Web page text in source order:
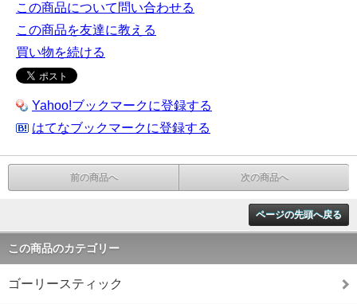
この商品について問い合わせる
この商品を友達に教える
買い物を続ける
Yahoo!ブックマークに登録する
はてなブックマークに登録する
前の商品へ 次の商品へ
ページの先頭へ戻る
この商品のカテゴリー
ゴーリースティック